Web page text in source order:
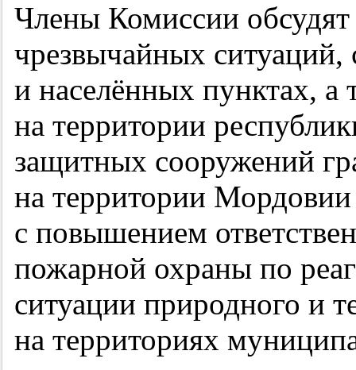
Члены Комиссии
чрезвычайных ситуаций,
и населённых пунктах, а
на территории
защитных сооружений
на территории
с повышением
пожарной охраны по
ситуации природного и
на территориях